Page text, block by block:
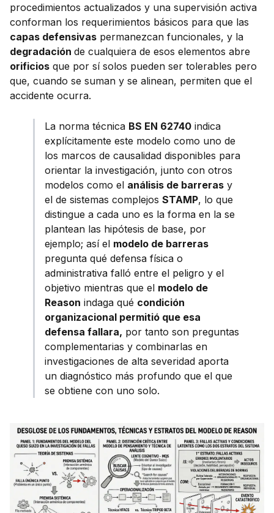
procedimientos actualizados y una supervisión activa
conforman los requerimientos básicos para que las
capas defensivas permanezcan funcionales, y la
degradación de cualquiera de esos elementos abre
orificios que por sí solos pueden ser tolerables pero
que, cuando se suman y se alinean, permiten que el
accidente ocurra.
La norma técnica BS EN 62740 indica
explícitamente este modelo como uno de
los marcos de causalidad disponibles para
orientar la investigación, junto con otros
modelos como el análisis de barreras y
el de sistemas complejosSTAMP, lo que
distingue a cada uno es la forma en la se
plantean las hipótesis de base, por
ejemplo; así el modelo de barreras
pregunta qué defensa física o
administrativa falló entre el peligro y el
objetivo mientras que el modelo de
Reason indaga qué condición
organizacional permitió que esa
defensa fallara, por tanto son preguntas
complementarias y combinarlas en
investigaciones de alta severidad aporta
un diagnóstico más profundo que el que
se obtiene con uno solo.